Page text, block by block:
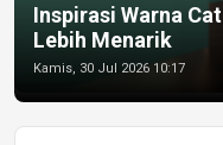
Inspirasi Warna
Lebih Menarik
Kamis, 30 Jul 2026 10:17